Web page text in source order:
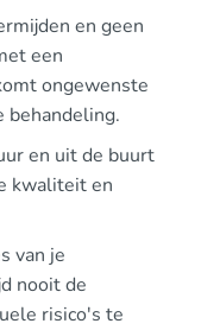
en geen
een
ongewenste
behandeling.
en uit de buurt
kwaliteit en
van je
nooit de
risico's te